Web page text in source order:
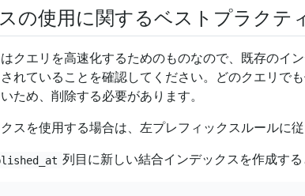
の使用に関するベストプラクテ
クエリを高速化するためのものなので、既存のイ
れていることを確認してください。どのクエリで
ため、削除する必要があります。
スを使用する場合は、左プレフィックスルールに従
列目に新しい結合インデックスを作成する